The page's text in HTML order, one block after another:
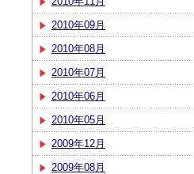
2010年09月
2010年08月
2010年07月
2010年06月
2010年05月
2009年12月
2009年08月